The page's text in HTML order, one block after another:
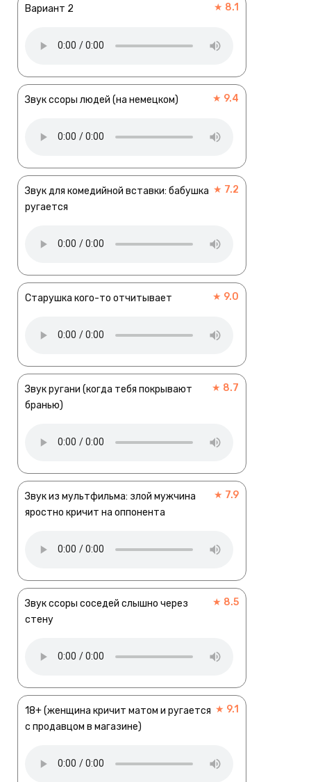
Вариант 2 ★ 8.1
Звук ссоры людей (на немецком) ★ 9.4
Звук для комедийной вставки: бабушка
ругается
★ 7.2
Старушка кого-то отчитывает ★ 9.0
Звук ругани (когда тебя покрывают
бранью)
★ 8.7
Звук из мультфильма: злой мужчина
яростно кричит на оппонента
★ 7.9
Звук ссоры соседей слышно через
стену
★ 8.5
18+ (женщина кричит матом и ругается
с продавцом в магазине)
★ 9.1